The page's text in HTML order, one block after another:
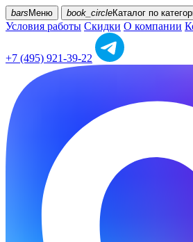
bars Меню book_circleКаталог по
Условия работы Скидки О компании
+7 (495) 921-39-22